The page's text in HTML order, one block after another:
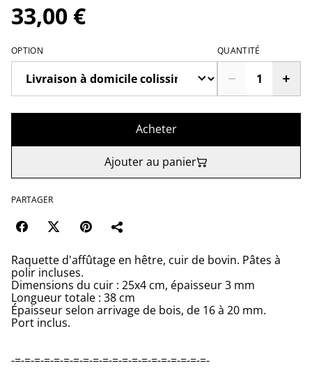
33,00 €
OPTION QUANTITÉ
Acheter
Ajouter au panier
PARTAGER
Raquette d'affûtage en hêtre, cuir de bovin. Pâtes à
polir incluses.
Dimensions du cuir : 25x4 cm, épaisseur 3 mm
Longueur totale : 38 cm
Épaisseur selon arrivage de bois, de 16 à 20 mm.
Port inclus.
-=-=-=-=-=-=-=-=-=-=-=-=-=-=-=-=-=-=-=-=-